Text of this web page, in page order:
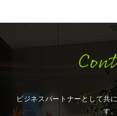
ビジネスパートナーとして共
す